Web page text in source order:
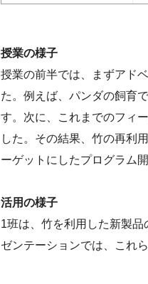
授業の様子
授業の前半では、まずアド
た。例えば、パンダの飼育
す。次に、これまでのフィ
した。その結果、竹の再利
ーゲットにしたプログラム
活用の様子
1班は、竹を利用した新製
ゼンテーションでは、これ